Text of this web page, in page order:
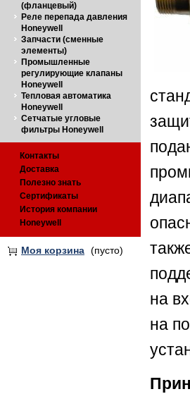
(фланцевый)
Реле перепада давления
Honeywell
Запчасти (сменные
элементы)
Промышленные
регулирующие клапаны
Honeywell
Тепловая автоматика
Honeywell
Сетчатые угловые
фильтры Honeywell
Контакты
Доставка
Полезно знать
Сертификаты
История компании
Honeywell
Моя корзина (пусто)
на
на